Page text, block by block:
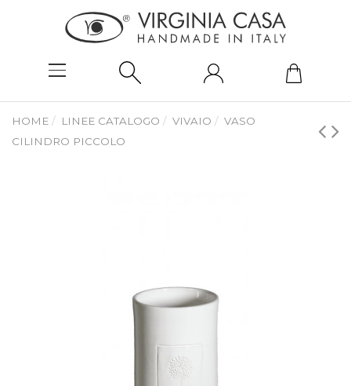
HOME LINEE CATALOGO VIVAIO
VASO
CILINDRO PICCOLO